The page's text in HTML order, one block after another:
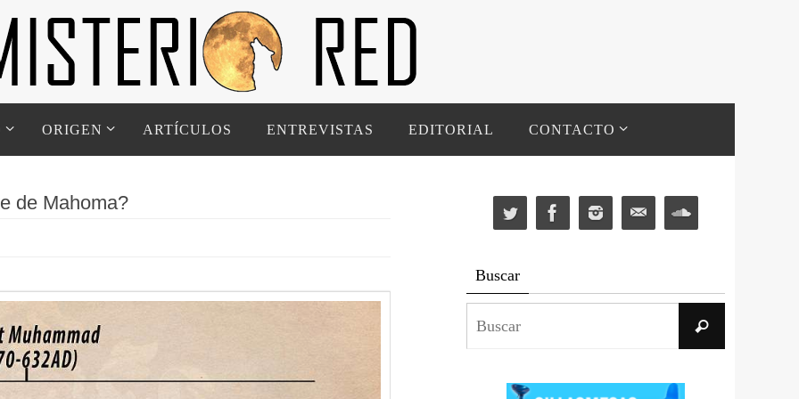
ORIGEN ARTÍCULOS ENTREVISTAS EDITORIAL CONTACTO
de Mahoma?
Buscar
Buscar